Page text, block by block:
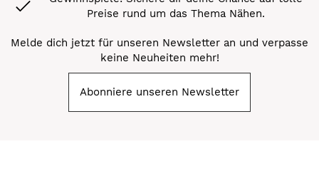
Preise rund um das Thema Nähen.
Melde dich jetzt für unseren Newsletter an und verpasse
keine Neuheiten mehr!
Abonniere unseren Newsletter